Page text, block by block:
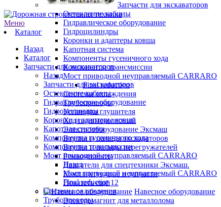
Запчасти для экскаваторов
Остекление кабины
Гидравлическое оборудование
Гидроцилиндры
Коронки и адаптеры ковша
Капотная система
Компоненты гусеничного хода
Компоненты трансмиссии
Мост приводной неуправляемый CARRARO
Final reduction
Системы охлаждения
Трубопроводы
Установка глушителя
Ход пневмоколесный
Электрооборудование Эксмаш
Втулки и пальцы экскаваторов
Втулки и пальцы перегружателей
Ремкомплекты
Двигатели для спецтехники Эксмаш.
Комплектующие и запчасти
Показать ещё 12
Навесное оборудование
Электромагнит для металлолома
Меню
Каталог
Назад
Каталог
Запчасти для экскаваторов
Назад
Запчасти для экскаваторов
Остекление кабины
Гидравлическое оборудование
Гидроцилиндры
Коронки и адаптеры ковша
Капотная система
Компоненты гусеничного хода
Компоненты трансмиссии
Мост приводной неуправляемый CARRARO
Назад
Мост приводной неуправляемый CARRARO
Final reduction
Системы охлаждения
Трубопроводы